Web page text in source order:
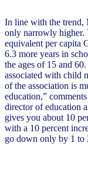
In line with the trend,
only narrowly higher.
equivalent per capita
6.3 more years in
the ages of 15 and
associated with child
of the association is
education,”
director of education
gives you about 10
with a 10 percent
go down only by 1 to